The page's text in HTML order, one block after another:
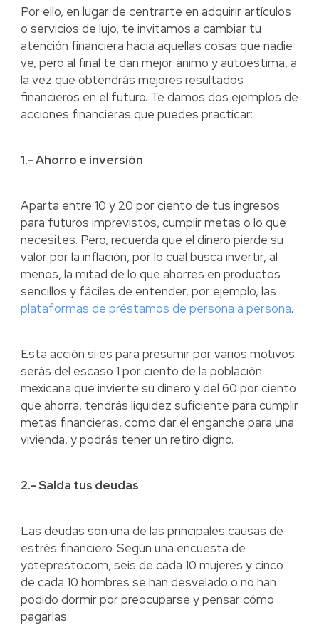
Por ello, en lugar de centrarte en adquirir artículos
o servicios de lujo, te invitamos a cambiar tu
atención financiera hacia aquellas cosas que nadie
ve, pero al final te dan mejor ánimo y autoestima, a
la vez que obtendrás mejores resultados
financieros en el futuro. Te damos dos ejemplos de
acciones financieras que puedes practicar:
1.- Ahorro e inversión
Aparta entre 10 y 20 por ciento de tus ingresos
para futuros imprevistos, cumplir metas o lo que
necesites. Pero, recuerda que el dinero pierde su
valor por la inflación, por lo cual busca invertir, al
menos, la mitad de lo que ahorres en productos
sencillos y fáciles de entender, por ejemplo, las
plataformas de préstamos de persona a persona.
Esta acción sí es para presumir por varios motivos:
serás del escaso 1 por ciento de la población
mexicana que invierte su dinero y del 60 por ciento
que ahorra, tendrás liquidez suficiente para cumplir
metas financieras, como dar el enganche para una
vivienda, y podrás tener un retiro digno.
2.- Salda tus deudas
Las deudas son una de las principales causas de
estrés financiero. Según una encuesta de
yotepresto.com, seis de cada 10 mujeres y cinco
de cada 10 hombres se han desvelado o no han
podido dormir por preocuparse y pensar cómo
pagarlas.